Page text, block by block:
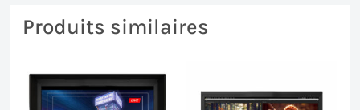
Produits similaires